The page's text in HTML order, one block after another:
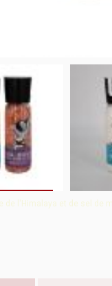
de l'Himalaya et de sel de